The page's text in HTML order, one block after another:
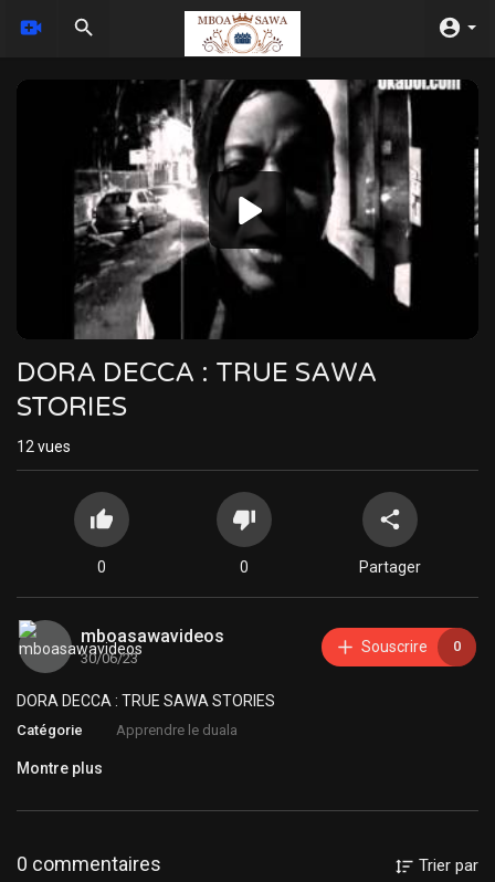
Video
DORA DECCA : TRUE SAWA
STORIES
12 vues
0 0 Partager
mboasawavideos
30/06/23
Souscrire 0
DORA DECCA : TRUE SAWA STORIES
Catégorie Apprendre le duala
Montre plus
0 commentaires Trier par